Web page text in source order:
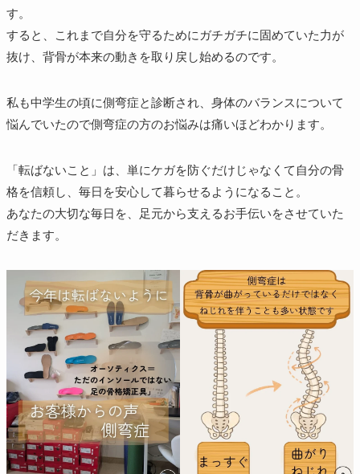
す。
​すると、これまで自分を守るためにガチガチに固めていた力が
抜け、背骨が本来の動きを取り戻し始めるのです。
私も中学生の頃に側弯症と診断され、身体のバランスについて
悩んでいたので側弯症の方のお悩みは痛いほどわかります。
​「転ばないこと」は、単にケガを防ぐだけじゃなくて自分の骨
格を信頼し、毎日を安心して暮らせるようになること。
​あなたの大切な毎日を、足元から支えるお手伝いをさせていた
だきます。